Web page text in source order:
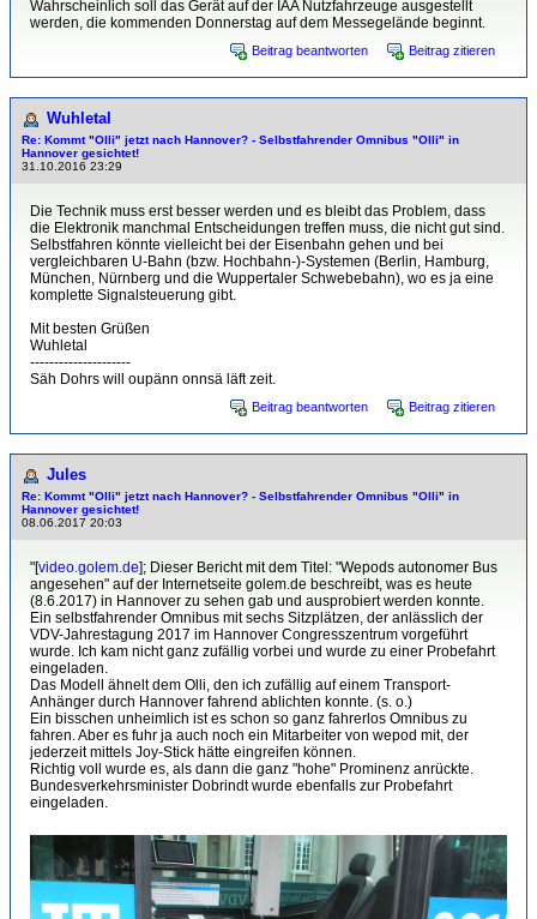
Wahrscheinlich soll das Gerät auf der IAA Nutzfahrzeuge ausgestellt
werden, die kommenden Donnerstag auf dem Messegelände beginnt.
Beitrag beantworten Beitrag zitieren
Wuhletal
Re: Kommt "Olli" jetzt nach Hannover? - Selbstfahrender Omnibus "Olli" in
Hannover gesichtet!
31.10.2016 23:29
Die Technik muss erst besser werden und es bleibt das Problem, dass
die Elektronik manchmal Entscheidungen treffen muss, die nicht gut sind.
Selbstfahren könnte vielleicht bei der Eisenbahn gehen und bei
vergleichbaren U-Bahn (bzw. Hochbahn-)-Systemen (Berlin, Hamburg,
München, Nürnberg und die Wuppertaler Schwebebahn), wo es ja eine
komplette Signalsteuerung gibt.
Mit besten Grüßen
Wuhletal
---------------------
Säh Dohrs will oupänn onnsä läft zeit.
Beitrag beantworten Beitrag zitieren
Jules
Re: Kommt "Olli" jetzt nach Hannover? - Selbstfahrender Omnibus "Olli" in
Hannover gesichtet!
08.06.2017 20:03
"[video.golem.de]; Dieser Bericht mit dem Titel: "Wepods autonomer Bus
angesehen" auf der Internetseite golem.de beschreibt, was es heute
(8.6.2017) in Hannover zu sehen gab und ausprobiert werden konnte.
Ein selbstfahrender Omnibus mit sechs Sitzplätzen, der anlässlich der
VDV-Jahrestagung 2017 im Hannover Congresszentrum vorgeführt
wurde. Ich kam nicht ganz zufällig vorbei und wurde zu einer Probefahrt
eingeladen.
Das Modell ähnelt dem Olli, den ich zufällig auf einem Transport-
Anhänger durch Hannover fahrend ablichten konnte. (s. o.)
Ein bisschen unheimlich ist es schon so ganz fahrerlos Omnibus zu
fahren. Aber es fuhr ja auch noch ein Mitarbeiter von wepod mit, der
jederzeit mittels Joy-Stick hätte eingreifen können.
Richtig voll wurde es, als dann die ganz "hohe" Prominenz anrückte.
Bundesverkehrsminister Dobrindt wurde ebenfalls zur Probefahrt
eingeladen.